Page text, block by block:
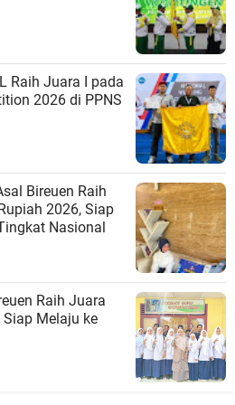
Raih Juara I pada
2026 di PPNS
Bireuen Raih
2026, Siap
Nasional
Raih Juara
Siap Melaju ke